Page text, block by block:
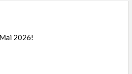
2026!